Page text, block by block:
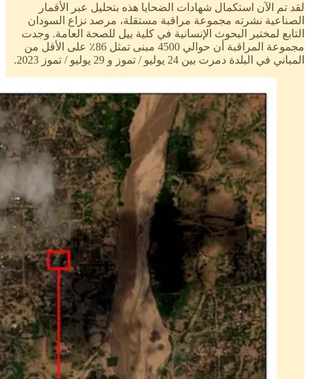
لقد تم الآن استكمال شهادات الضحايا هذه بتحليل عبر الأقمار
الصناعية نشرته مجموعة مراقبة مستقلة، مرصد نزاع السودان
التابع لمختبر البحوث الإنسانية في كلية ييل للصحة العامة. وجدت
مجموعة المراقبة أن حوالي 4500 مبنى تمثل 86٪ على الأقل من
المباني في البلدة دمرت بين 24 يوليو / تموز و 29 يوليو / تموز 2023.